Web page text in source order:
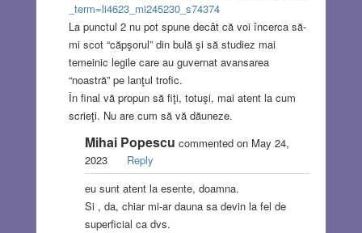
_term=li4623_mi245230_s74374
La punctul 2 nu pot spune decât că voi încerca să-
mi scot “căpşorul” din bulă şi să studiez mai
temeinic legile care au guvernat avansarea
“noastră” pe lanţul trofic.
În final vă propun să fiţi, totuşi, mai atent la cum
scrieţi. Nu are cum să vă dăuneze.
Mihai Popescu commented on May 24,
2023
Reply
eu sunt atent la esente, doamna.
Si , da, chiar mi-ar dauna sa devin la fel de
superficial ca dvs.